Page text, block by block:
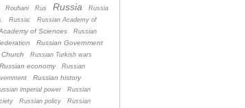
Rouhani Rus Russia
Russia
Russia;
Russian Academy of
of Sciences
Russian
Russian Government
Russian Turkish wars
Russian economy
Russian
Russian history
imperial power
Russian
Russian policy Russian